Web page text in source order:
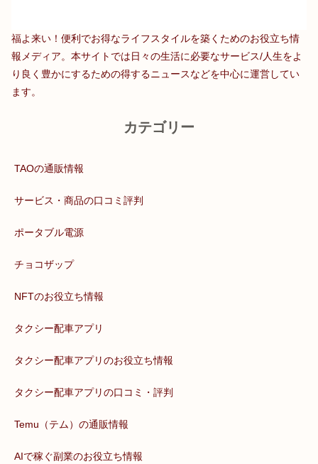
福よ来い！便利でお得なライフスタイルを築くためのお役立ち情
報メディア。本サイトでは日々の生活に必要なサービス/人生をよ
り良く豊かにするための得するニュースなどを中心に運営してい
ます。
カテゴリー
TAOの通販情報
サービス・商品の口コミ評判
ポータブル電源
チョコザップ
NFTのお役立ち情報
タクシー配車アプリ
タクシー配車アプリのお役立ち情報
タクシー配車アプリの口コミ・評判
Temu（テム）の通販情報
AIで稼ぐ副業のお役立ち情報